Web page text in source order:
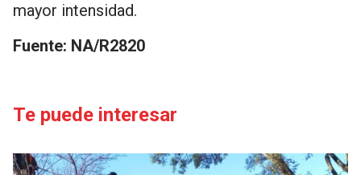
mayor intensidad.
Fuente: NA/R2820
Te puede interesar